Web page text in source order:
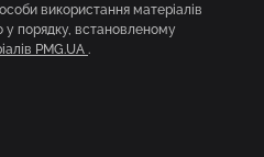
використання матеріалів
у порядку, встановленому
PMG.UA .